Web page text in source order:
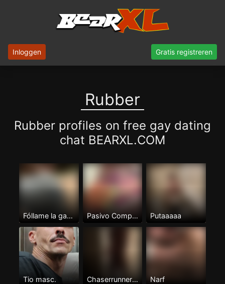
Inloggen Gratis registreren
Rubber
Rubber profiles on free gay dating
chat BEARXL.COM
Fóllame la garganta Pasivo Complaciente Putaaaaa
Tio masc. Chaserrunner38 Narf